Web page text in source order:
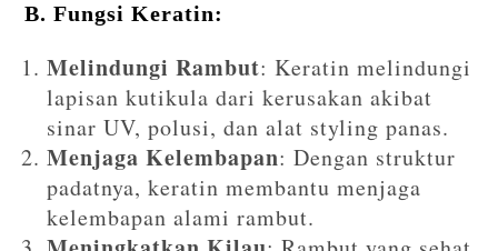
B. Fungsi Keratin:
Melindungi Rambut: Keratin melindungi
lapisan kutikula dari kerusakan akibat
sinar UV, polusi, dan alat styling panas.
Menjaga Kelembapan: Dengan struktur
padatnya, keratin membantu menjaga
kelembapan alami rambut.